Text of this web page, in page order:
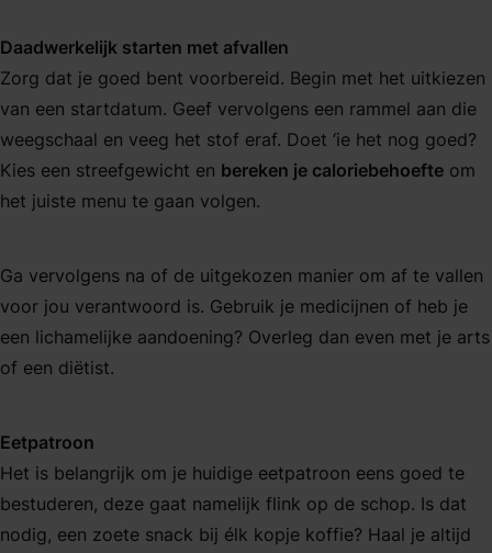
Daadwerkelijk starten met afvallen
Zorg dat je goed bent voorbereid. Begin met het uitkiezen
van een startdatum. Geef vervolgens een rammel aan die
weegschaal en veeg het stof eraf. Doet ‘ie het nog goed?
Kies een streefgewicht en bereken je caloriebehoefte om
het juiste menu te gaan volgen.
Ga vervolgens na of de uitgekozen manier om af te vallen
voor jou verantwoord is. Gebruik je medicijnen of heb je
een lichamelijke aandoening? Overleg dan even met je arts
of een diëtist.
Eetpatroon
Het is belangrijk om je huidige eetpatroon eens goed te
bestuderen, deze gaat namelijk flink op de schop. Is dat
nodig, een zoete snack bij élk kopje koffie? Haal je altijd